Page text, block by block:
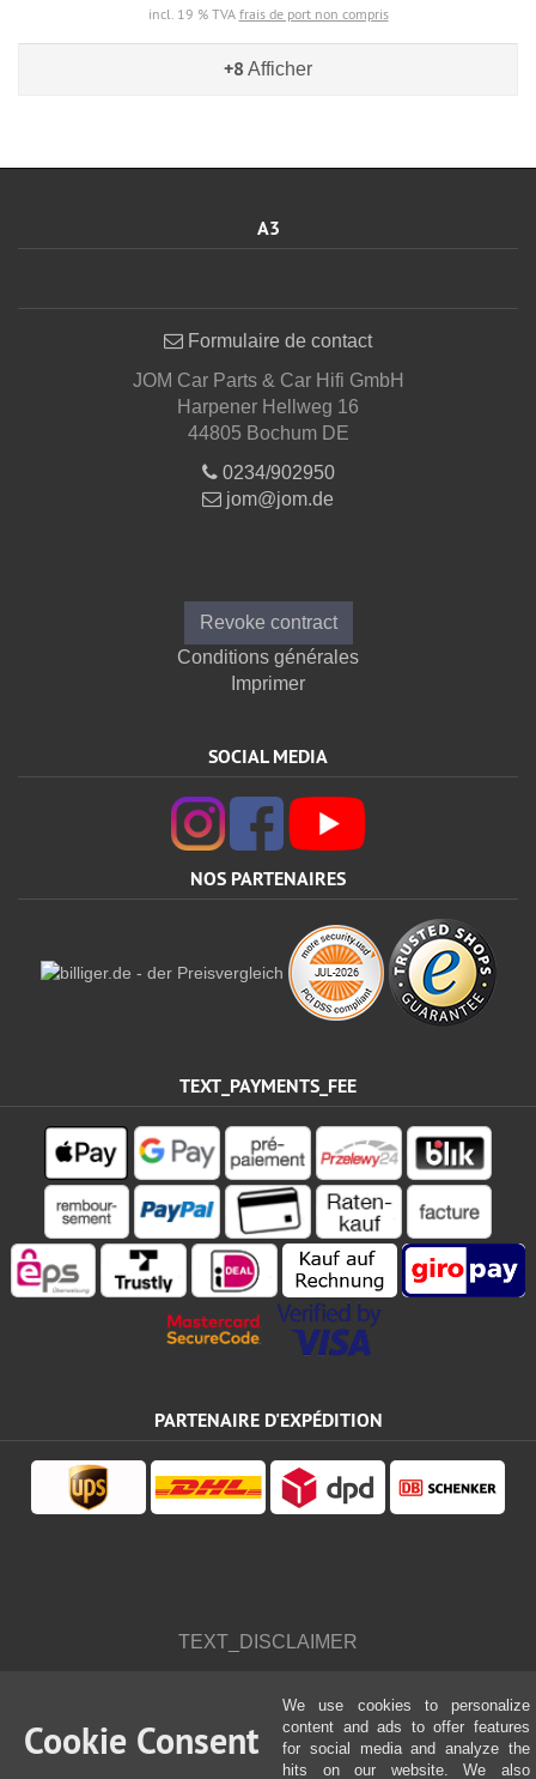
incl. 19 % TVA frais de port non compris
+8 Afficher
A3
Formulaire de contact
JOM Car Parts & Car Hifi GmbH
Harpener Hellweg 16
44805 Bochum DE
0234/902950
jom@jom.de
Revoke contract
Conditions générales
Imprimer
SOCIAL MEDIA
NOS PARTENAIRES
TEXT_PAYMENTS_FEE
PARTENAIRE D'EXPÉDITION
TEXT_DISCLAIMER
Cookie Consent
We use cookies to personalize
content and ads to offer features
for social media and analyze the
hits on our website. We also